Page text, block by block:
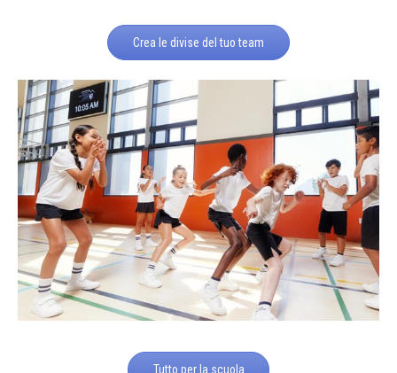
Crea le divise del tuo team
Tutto per la scuola